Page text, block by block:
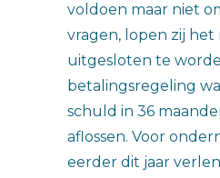
voldoen maar niet
vragen, lopen zij het
uitgesloten te
betalingsregeling
schuld in 36
aflossen. Voor
eerder dit jaar